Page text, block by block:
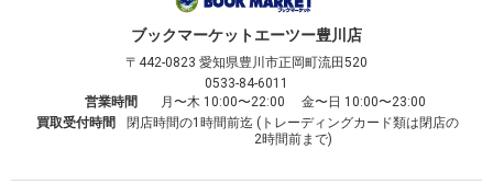
ブックマーケットエーツー豊川店
〒442-0823 愛知県豊川市正岡町流田520
0533-84-6011
営業時間
月〜木 10:00〜22:00 金〜日 10:00〜23:00
買取受付時間
閉店時間の1時間前迄 (トレーディングカード類は閉店の
2時間前まで)